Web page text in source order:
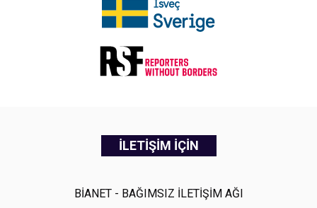
İLETİŞİM İÇİN
BİANET - BAĞIMSIZ İLETİŞİM AĞI